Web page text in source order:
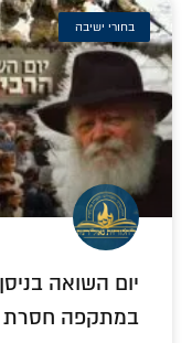
בחורי ישיבה
יום השואה
במתקפה חסרת